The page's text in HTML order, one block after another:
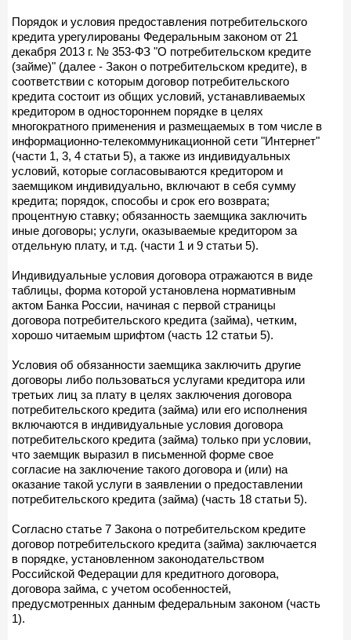
Порядок и условия предоставления потребительского
кредита урегулированы Федеральным законом от 21
декабря 2013 г. № 353-ФЗ "О потребительском кредите
(займе)" (далее - Закон о потребительском кредите), в
соответствии с которым договор потребительского
кредита состоит из общих условий, устанавливаемых
кредитором в одностороннем порядке в целях
многократного применения и размещаемых в том числе в
информационно-телекоммуникационной сети "Интернет"
(части 1, 3, 4 статьи 5), а также из индивидуальных
условий, которые согласовываются кредитором и
заемщиком индивидуально, включают в себя сумму
кредита; порядок, способы и срок его возврата;
процентную ставку; обязанность заемщика заключить
иные договоры; услуги, оказываемые кредитором за
отдельную плату, и т.д. (части 1 и 9 статьи 5).
Индивидуальные условия договора отражаются в виде
таблицы, форма которой установлена нормативным
актом Банка России, начиная с первой страницы
договора потребительского кредита (займа), четким,
хорошо читаемым шрифтом (часть 12 статьи 5).
Условия об обязанности заемщика заключить другие
договоры либо пользоваться услугами кредитора или
третьих лиц за плату в целях заключения договора
потребительского кредита (займа) или его исполнения
включаются в индивидуальные условия договора
потребительского кредита (займа) только при условии,
что заемщик выразил в письменной форме свое
согласие на заключение такого договора и (или) на
оказание такой услуги в заявлении о предоставлении
потребительского кредита (займа) (часть 18 статьи 5).
Согласно статье 7 Закона о потребительском кредите
договор потребительского кредита (займа) заключается
в порядке, установленном законодательством
Российской Федерации для кредитного договора,
договора займа, с учетом особенностей,
предусмотренных данным федеральным законом (часть
1).